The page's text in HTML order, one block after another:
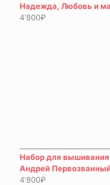
Надежда, Любовь и
4'800₽
Набор для
Андрей
4'800₽